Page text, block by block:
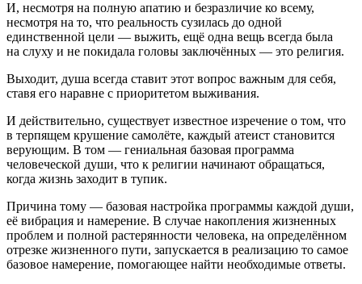
И, несмотря на полную апатию и безразличие ко всему,
несмотря на то, что реальность сузилась до одной
единственной цели — выжить, ещё одна вещь всегда была
на слуху и не покидала головы заключённых — это религия.
Выходит, душа всегда ставит этот вопрос важным для себя,
ставя его наравне с приоритетом выживания.
И действительно, существует известное изречение о том, что
в терпящем крушение самолёте, каждый атеист становится
верующим. В том — гениальная базовая программа
человеческой души, что к религии начинают обращаться,
когда жизнь заходит в тупик.
Причина тому — базовая настройка программы каждой души,
её вибрация и намерение. В случае накопления жизненных
проблем и полной растерянности человека, на определённом
отрезке жизненного пути, запускается в реализацию то самое
базовое намерение, помогающее найти необходимые ответы.